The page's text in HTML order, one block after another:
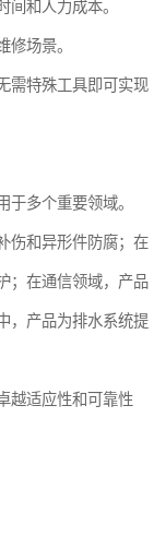
和人力成本。
场景。
需特殊工具即可实现
多个重要领域。
伤和异形件防腐；在
；在通信领域，产品
，产品为排水系统提
越适应性和可靠性